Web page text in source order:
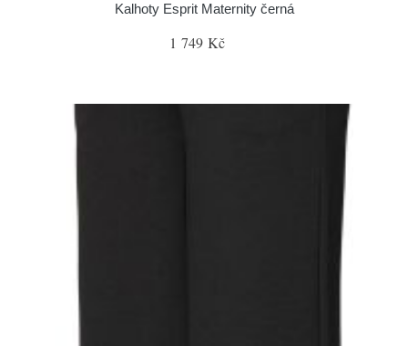
Kalhoty Esprit Maternity černá
1 749 Kč